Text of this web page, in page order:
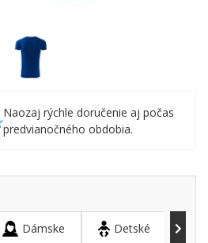
Naozaj rýchle doručenie aj počas
predvianočného obdobia.
Dámske Detské